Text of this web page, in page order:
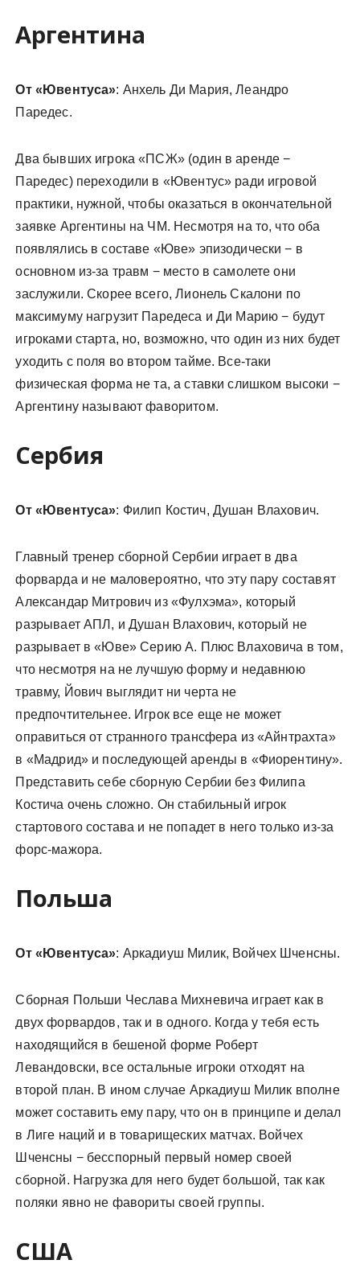
Аргентина
От «Ювентуса»: Анхель Ди Мария, Леандро
Паредес.
Два бывших игрока «ПСЖ» (один в аренде −
Паредес) переходили в «Ювентус» ради игровой
практики, нужной, чтобы оказаться в окончательной
заявке Аргентины на ЧМ. Несмотря на то, что оба
появлялись в составе «Юве» эпизодически − в
основном из-за травм − место в самолете они
заслужили. Скорее всего, Лионель Скалони по
максимуму нагрузит Паредеса и Ди Марию − будут
игроками старта, но, возможно, что один из них будет
уходить с поля во втором тайме. Все-таки
физическая форма не та, а ставки слишком высоки −
Аргентину называют фаворитом.
Сербия
От «Ювентуса»: Филип Костич, Душан Влахович.
Главный тренер сборной Сербии играет в два
форварда и не маловероятно, что эту пару составят
Александар Митрович из «Фулхэма», который
разрывает АПЛ, и Душан Влахович, который не
разрывает в «Юве» Серию А. Плюс Влаховича в том,
что несмотря на не лучшую форму и недавнюю
травму, Йович выглядит ни черта не
предпочтительнее. Игрок все еще не может
оправиться от странного трансфера из «Айнтрахта»
в «Мадрид» и последующей аренды в «Фиорентину».
Представить себе сборную Сербии без Филипа
Костича очень сложно. Он стабильный игрок
стартового состава и не попадет в него только из-за
форс-мажора.
Польша
От «Ювентуса»: Аркадиуш Милик, Войчех Шченсны.
Сборная Польши Чеслава Михневича играет как в
двух форвардов, так и в одного. Когда у тебя есть
находящийся в бешеной форме Роберт
Левандовски, все остальные игроки отходят на
второй план. В ином случае Аркадиуш Милик вполне
может составить ему пару, что он в принципе и делал
в Лиге наций и в товарищеских матчах. Войчех
Шченсны − бесспорный первый номер своей
сборной. Нагрузка для него будет большой, так как
поляки явно не фавориты своей группы.
США